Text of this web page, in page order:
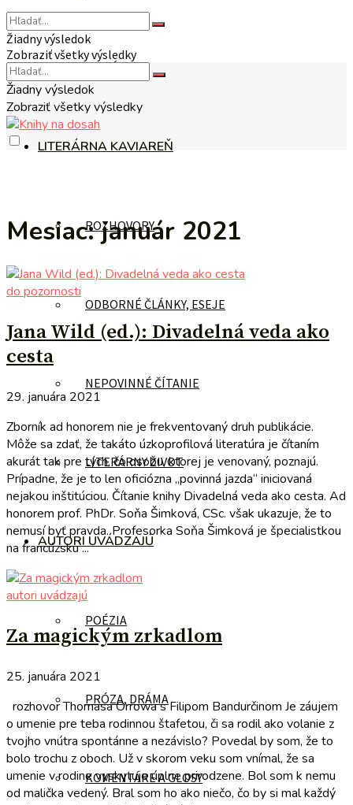
NA TÉMU
LITERÁRNA KAVIAREŇ
ROZHOVORY
ODBORNÉ ČLÁNKY, ESEJE
NEPOVINNÉ ČÍTANIE
LITERÁRNY ŽIVOT
AUTORI UVÁDZAJÚ
POÉZIA
PRÓZA, DRÁMA
KOMENTÁRE A GLOSY
Žiadny výsledok
Zobraziť všetky výsledky
Žiadny výsledok
Zobraziť všetky výsledky
Mesiac:január 2021
do pozornosti
Jana Wild (ed.): Divadelná veda ako
cesta
29. januára 2021
Zborník ad honorem nie je frekventovaný druh publikácie.
Môže sa zdať, že takáto úzkoprofilová literatúra je čítaním
akurát tak pre tých, čo osobu, ktorej je venovaný, poznajú.
Prípadne, že je to len oficiózna „povinná jazda“ iniciovaná
nejakou inštitúciou. Čítanie knihy Divadelná veda ako cesta. Ad
honorem prof. PhDr. Soňa Šimková, CSc. však ukazuje, že to
nemusí byť pravda. Profesorka Soňa Šimková je špecialistkou
na francúzsku ...
autori uvádzajú
Za magickým zrkadlom
25. januára 2021
rozhovor Thomasa Orrowa s Filipom Bandurčinom Je záujem
o umenie pre teba rodinnou štafetou, či sa rodil ako volanie z
tvojho vnútra spontánne a nezávislo? Povedal by som, že to
bolo trochu z oboch. Už v skorom veku som vnímal, že sa
umenie v rodine vyskytuje úplne prirodzene. Bol som k nemu
od malička vedený. Bral som ho ako niečo, čo by si mal každý